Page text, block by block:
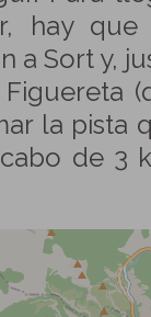
hay
a Sort y,
la pista
de 3